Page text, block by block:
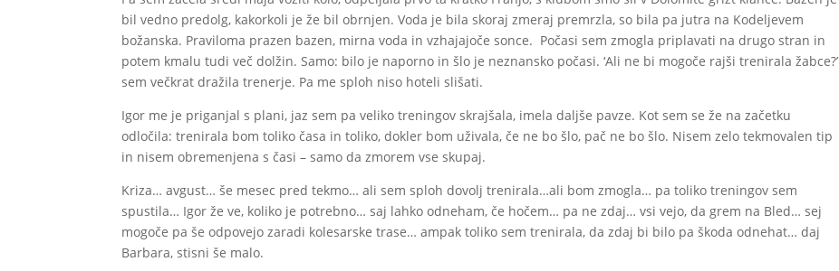
bil vedno predolg, kakorkoli je že bil obrnjen. Voda je bila skoraj zmeraj premrzla, so bila pa jutra na Kodeljevem
božanska. Praviloma prazen bazen, mirna voda in vzhajajoče sonce. Počasi sem zmogla priplavati na drugo stran in
potem kmalu tudi več dolžin. Samo: bilo je naporno in šlo je neznansko počasi. ‘Ali ne bi mogoče rajši trenirala žabce?’
sem večkrat dražila trenerje. Pa me sploh niso hoteli slišati.
Igor me je priganjal s plani, jaz sem pa veliko treningov skrajšala, imela daljše pavze. Kot sem se že na začetku
odločila: trenirala bom toliko časa in toliko, dokler bom uživala, če ne bo šlo, pač ne bo šlo. Nisem zelo tekmovalen tip
in nisem obremenjena s časi – samo da zmorem vse skupaj.
Kriza… avgust… še mesec pred tekmo… ali sem sploh dovolj trenirala…ali bom zmogla… pa toliko treningov sem
spustila… Igor že ve, koliko je potrebno… saj lahko odneham, če hočem… pa ne zdaj… vsi vejo, da grem na Bled… sej
mogoče pa še odpovejo zaradi kolesarske trase… ampak toliko sem trenirala, da zdaj bi bilo pa škoda odnehat… daj
Barbara, stisni še malo.